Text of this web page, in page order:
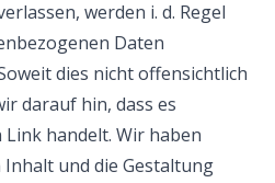
werden i. d. Regel
Daten
dies nicht offensichtlich
darauf hin, dass es
handelt. Wir haben
und die Gestaltung